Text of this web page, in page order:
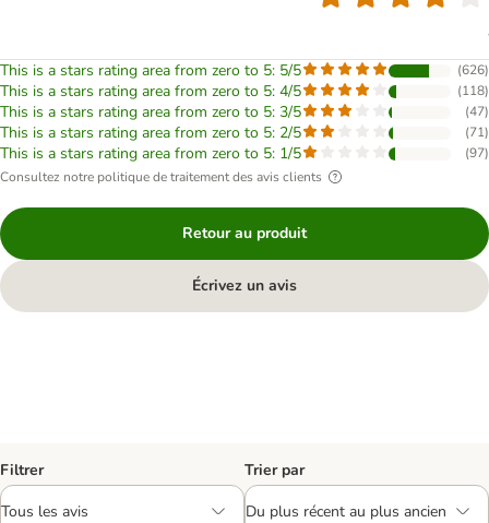
This is a stars rating area from zero to 5: 5/5 (626)
This is a stars rating area from zero to 5: 4/5 (118)
This is a stars rating area from zero to 5: 3/5 (47)
This is a stars rating area from zero to 5: 2/5 (71)
This is a stars rating area from zero to 5: 1/5 (97)
Consultez notre politique de traitement des avis clients
Retour au produit
Écrivez un avis
Filtrer Trier par